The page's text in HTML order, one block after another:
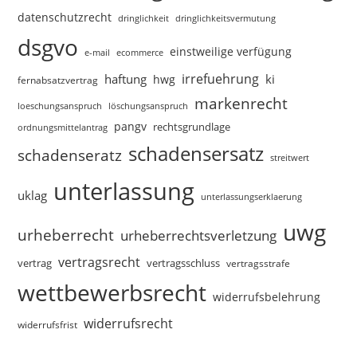
datenschutzrecht dringlichkeit dringlichkeitsvermutung
dsgvo e-mail ecommerce einstweilige verfügung
fernabsatzvertrag haftung hwg irrefuehrung ki
loeschungsanspruch löschungsanspruch markenrecht
ordnungsmittelantrag pangv rechtsgrundlage
schadenseratz schadensersatz streitwert
uklag unterlassung unterlassungserklaerung
urheberrecht urheberrechtsverletzung uwg
vertrag vertragsrecht vertragsschluss vertragsstrafe
wettbewerbsrecht widerrufsbelehrung
widerrufsfrist widerrufsrecht